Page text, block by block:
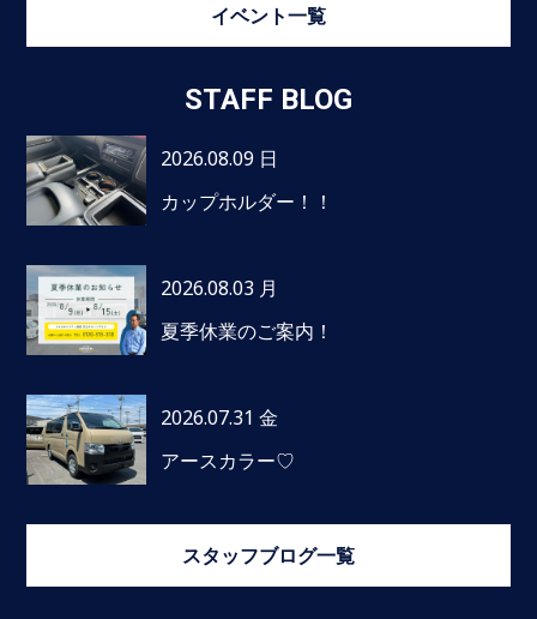
イベント一覧
STAFF BLOG
2026.08.09 日
カップホルダー！！
2026.08.03 月
夏季休業のご案内！
2026.07.31 金
アースカラー♡
スタッフブログ一覧